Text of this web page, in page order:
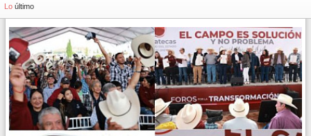
Lo último